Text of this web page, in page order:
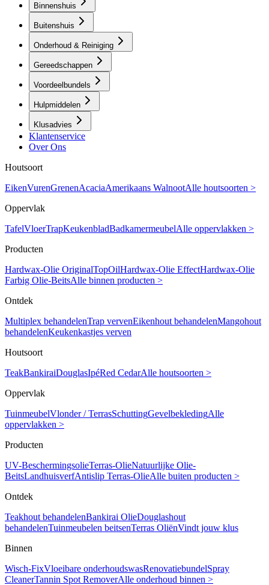
Binnenshuis
Buitenshuis
Onderhoud & Reiniging
Gereedschappen
Voordeelbundels
Hulpmiddelen
Klusadvies
Klantenservice
Over Ons
Houtsoort
EikenVurenGrenenAcaciaAmerikaans WalnootAlle houtsoorten >
Oppervlak
TafelVloerTrapKeukenbladBadkamermeubelAlle oppervlakken >
Producten
Hardwax-Olie OriginalTopOilHardwax-Olie EffectHardwax-Olie
Farbig Olie-BeitsAlle binnen producten >
Ontdek
Multiplex behandelenTrap vervenEikenhout behandelenMangohout
behandelenKeukenkastjes verven
Houtsoort
TeakBankiraiDouglasIpéRed CedarAlle houtsoorten >
Oppervlak
TuinmeubelVlonder / TerrasSchuttingGevelbekledingAlle
oppervlakken >
Producten
UV-BeschermingsolieTerras-OlieNatuurlijke Olie-
BeitsLandhuisverfAntislip Terras-OlieAlle buiten producten >
Ontdek
Teakhout behandelenBankirai OlieDouglashout
behandelenTuinmeubelen beitsenTerras OliënVindt jouw klus
Binnen
Wisch-FixVloeibare onderhoudswasRenovatiebundelSpray
CleanerTannin Spot RemoverAlle onderhoud binnen >